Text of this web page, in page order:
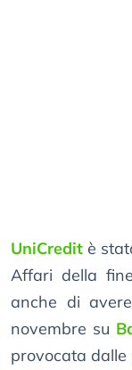
UniCredit è
Affari della
anche di
novembre su
provocata dalle